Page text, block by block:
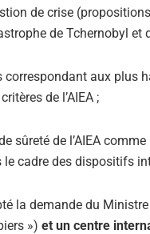
de crise
de Tchernobyl et
correspondant aux
de l’AIEA ;
sûreté de l’AIEA
cadre des dispositifs
la demande du
») et un centre